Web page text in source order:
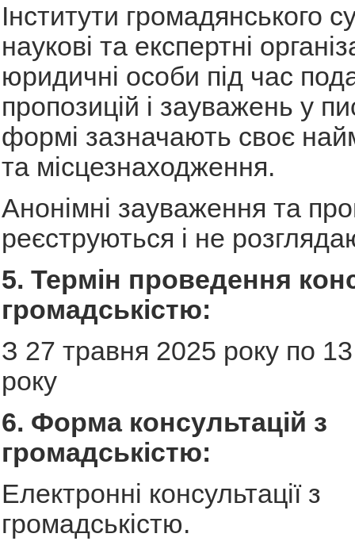
Інститути громадянського
наукові та експертні
юридичні особи під час
пропозицій і зауважень у
формі зазначають своє
та місцезнаходження.
Анонімні зауваження та
реєструються і не
5. Термін проведення
громадськістю:
З 27 травня 2025 року по
року
6. Форма консультацій з
громадськістю:
Електронні консультації з
громадськістю.